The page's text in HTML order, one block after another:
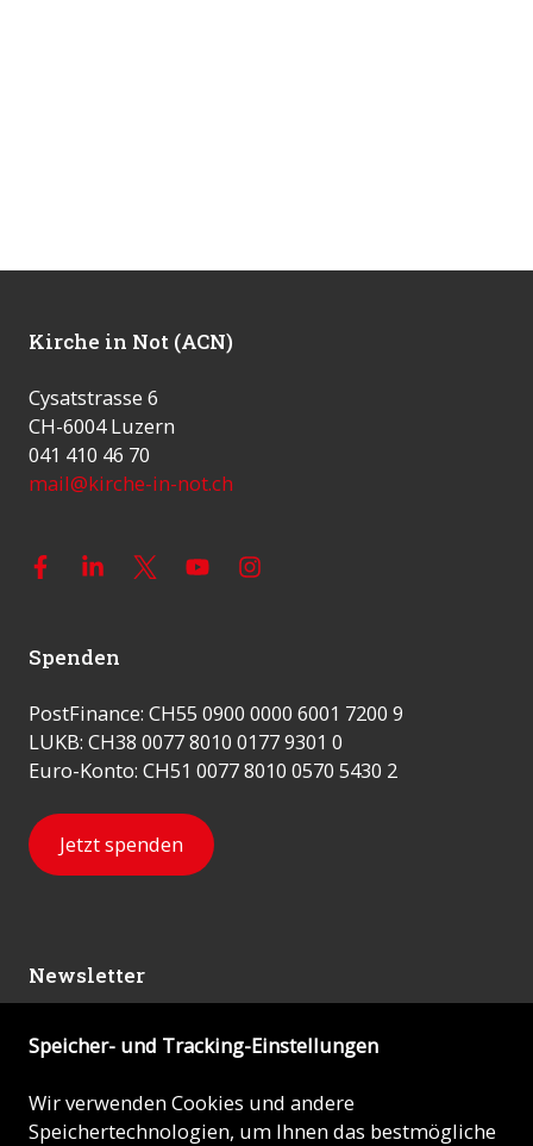
Kirche in Not (ACN)
Cysatstrasse 6
CH-6004 Luzern
041 410 46 70
mail@kirche-in-not.ch
Spenden
PostFinance: CH55 0900 0000 6001 7200 9
LUKB: CH38 0077 8010 0177 9301 0
Euro-Konto: CH51 0077 8010 0570 5430 2
Jetzt spenden
Newsletter
Abonnieren
Speicher- und Tracking-Einstellungen
Wir verwenden Cookies und andere
Speichertechnologien, um Ihnen das bestmögliche